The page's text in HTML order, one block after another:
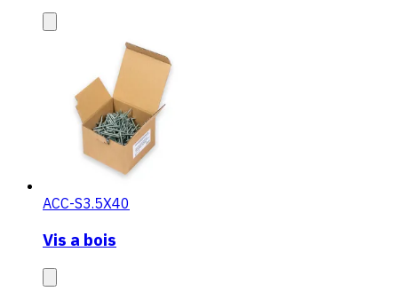
ACC-S3.5X40
Vis a bois